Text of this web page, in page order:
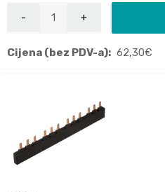
Cijena (bez PDV-a): 62,30€